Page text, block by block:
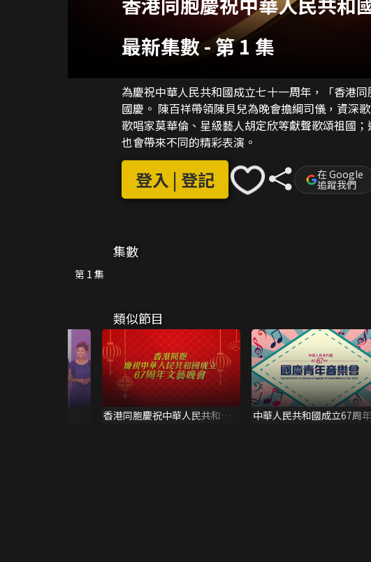
最新集數 -第 1 集
為慶祝中華人民共和國成立七十一周年，「香港
國慶。 陳百祥帶領陳貝兒為晚會擔綱司儀，資深歌手葉振棠、「肥媽」Maria Cordero、高音
歌唱家莫華倫、星級藝人胡定欣等獻聲歌頌祖國
也會帶來不同的精彩表演。
登入 | 登記 在 Google
追蹤我們
集數
第 1 集
類似節目
香港同胞慶祝中華人民共和國
中華人民共和國成立67周